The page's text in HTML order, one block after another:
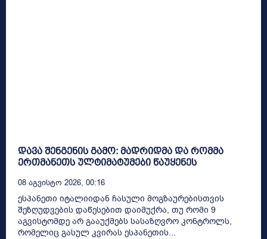
დავა შენგენის გამო: მადრიდმა და რომმა
ერთმანეთს ულტიმატუმები წაუყენეს
08 Აგვისტო 2026, 00:16
ესპანეთი იტალიიდან ჩასული მოგზაურებისთვის
შეზღუდვების დაწესებით დაიმუქრა, თუ რომი 9
აგვისტომდე არ გააუქმებს სასაზღვრო კონტროლს,
რომელიც გასულ კვირას ესპანეთის...